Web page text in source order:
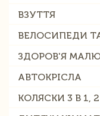
ВЗУТТЯ
ВЕЛОСИПЕДИ
ЗДОРОВ'Я
АВТОКРІСЛА
КОЛЯСКИ 3 В 1, 2